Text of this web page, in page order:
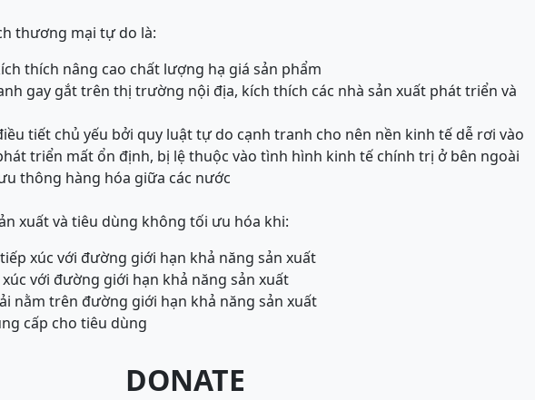
thương mại tự do là:
thích nâng cao chất lượng hạ giá sản phẩm
gay gắt trên thị trường nội địa, kích thích các nhà sản xuất phát triển và
tiết chủ yếu bởi quy luật tự do cạnh tranh cho nên nền kinh tế dễ rơi vào
triển mất ổn định, bị lệ thuộc vào tình hình kinh tế chính trị ở bên ngoài
thông hàng hóa giữa các nước
xuất và tiêu dùng không tối ưu hóa khi:
xúc với đường giới hạn khả năng sản xuất
với đường giới hạn khả năng sản xuất
nằm trên đường giới hạn khả năng sản xuất
cấp cho tiêu dùng
DONATE